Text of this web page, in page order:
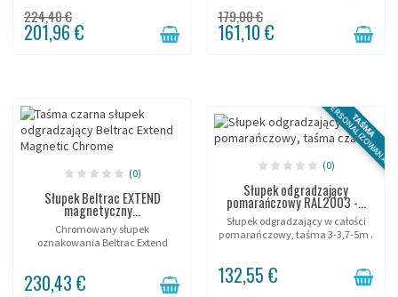
224,40 €
201,96 €
179,00 €
161,10 €
(0)
Słupek Beltrac EXTEND
magnetyczny...
Chromowany słupek
oznakowania Beltrac Extend
Magnetic, taśma 370cm.
230,43 €
TAŚMA
PERSONALIZOWANA
(0)
Słupek odgradzający
pomarańczowy RAL2003 -...
Słupek odgradzający w całości
pomarańczowy, taśma 3-3,7-5m .
132,55 €